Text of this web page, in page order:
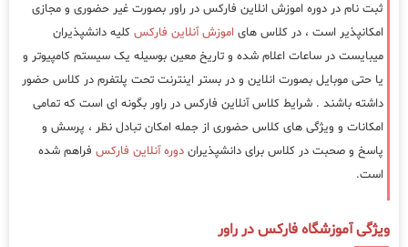
ثبت نام در دوره اموزش انلاین فارکس در راور بصورت غیر حضوری و مجازی
امکانپذیر است ، در کلاس های اموزش آنلاین فارکس کلیه دانشپذیران
میبایست در ساعات اعلام شده و تاریخ معین بوسیله یک سیستم کامپیوتر و
یا حتی موبایل بصورت انلاین و در بستر اینترنت تحت پلتفرم در کلاس حضور
داشته باشند . شرایط کلاس آنلاین فارکس در راور بگونه ای است که تمامی
امکانات و ویژگی های کلاس حضوری از جمله امکان تبادل نظر ، پرسش و
پاسخ و صحبت در کلاس برای دانشپذیران دوره آنلاین فارکس فراهم شده
است.
ویژگی آموزشگاه فارکس در راور